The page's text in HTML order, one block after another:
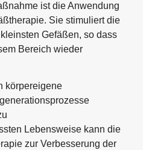
ist die Anwendung
Sie stimuliert die
Gefäßen, so dass
Bereich wieder
körpereigene
Lebensweise kann die
zur Verbesserung der